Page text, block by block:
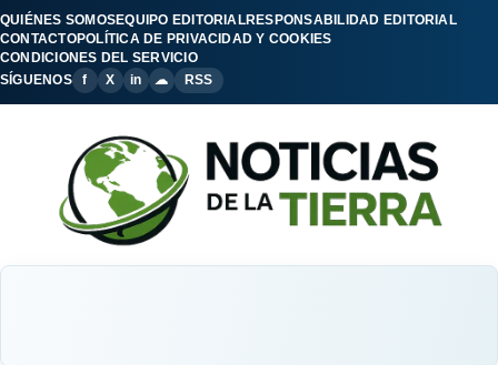
QUIÉNES SOMOSEQUIPO EDITORIALRESPONSABILIDAD EDITORIAL
CONTACTOPOLÍTICA DE PRIVACIDAD Y COOKIES
CONDICIONES DEL SERVICIO
SÍGUENOS
f X in ☁ RSS